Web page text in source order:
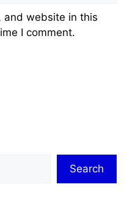
and website in this
I comment.
Search